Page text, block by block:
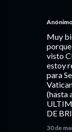
Muy
visto
estoy
para
(hasta
DE
30 de